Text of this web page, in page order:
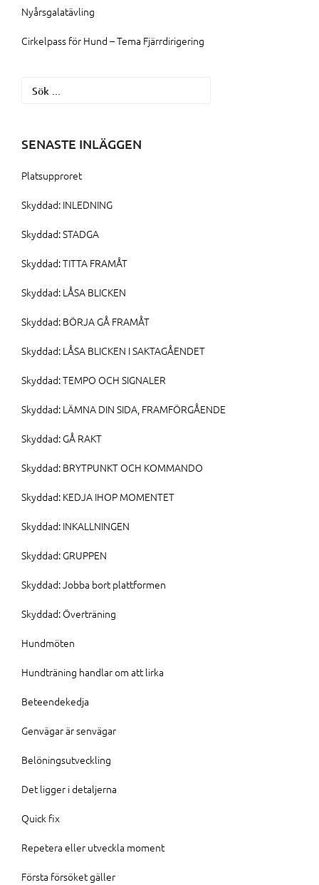
Nyårsgalatävling
Cirkelpass för Hund – Tema Fjärrdirigering
Sök
SENASTE INLÄGGEN
Platsupproret
Skyddad: INLEDNING
Skyddad: STADGA
Skyddad: TITTA FRAMÅT
Skyddad: LÅSA BLICKEN
Skyddad: BÖRJA GÅ FRAMÅT
Skyddad: LÅSA BLICKEN I SAKTAGÅENDET
Skyddad: TEMPO OCH SIGNALER
Skyddad: LÄMNA DIN SIDA, FRAMFÖRGÅENDE
Skyddad: GÅ RAKT
Skyddad: BRYTPUNKT OCH KOMMANDO
Skyddad: KEDJA IHOP MOMENTET
Skyddad: INKALLNINGEN
Skyddad: GRUPPEN
Skyddad: Jobba bort plattformen
Skyddad: Överträning
Hundmöten
Hundträning handlar om att lirka
Beteendekedja
Genvägar är senvägar
Belöningsutveckling
Det ligger i detaljerna
Quick fix
Repetera eller utveckla moment
Första försöket gäller